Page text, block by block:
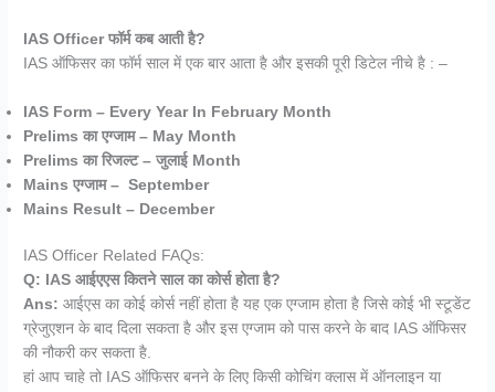
IAS Officer फॉर्म कब आती है?
IAS ऑफिसर का फॉर्म साल में एक बार आता है और इसकी पूरी डिटेल नीचे है : –
IAS Form – Every Year In February Month
Prelims का एग्जाम – May Month
Prelims का रिजल्ट – जुलाई Month
Mains एग्जाम – September
Mains Result – December
IAS Officer Related FAQs:
Q: IAS आईएएस कितने साल का कोर्स होता है?
Ans: आईएस का कोई कोर्स नहीं होता है यह एक एग्जाम होता है जिसे कोई भी स्टूडेंट
ग्रेजुएशन के बाद दिला सकता है और इस एग्जाम को पास करने के बाद IAS ऑफिसर
की नौकरी कर सकता है.
हां आप चाहे तो IAS ऑफिसर बनने के लिए किसी कोचिंग क्लास में ऑनलाइन या